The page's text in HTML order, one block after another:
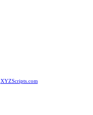
XYZScripts.com